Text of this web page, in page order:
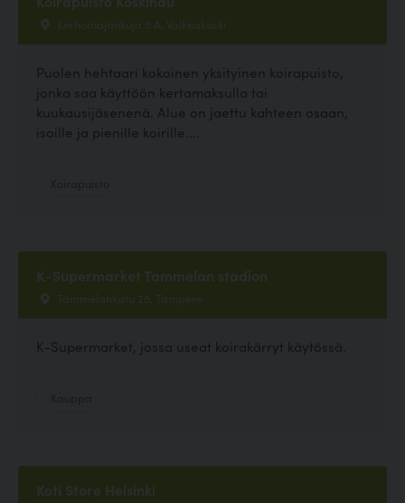
Kerhomajankuja 5 A, Valkeakoski
Puolen hehtaari kokoinen yksityinen koirapuisto,
jonka saa käyttöön kertamaksulla tai
kuukausijäsenenä. Alue on jaettu kahteen osaan,
isoille ja pienille koirille....
K-Supermarket Tammelan stadion
Tammelankatu 25, Tampere
K-Supermarket, jossa useat koirakärryt käytössä.
Koti Store Helsinki